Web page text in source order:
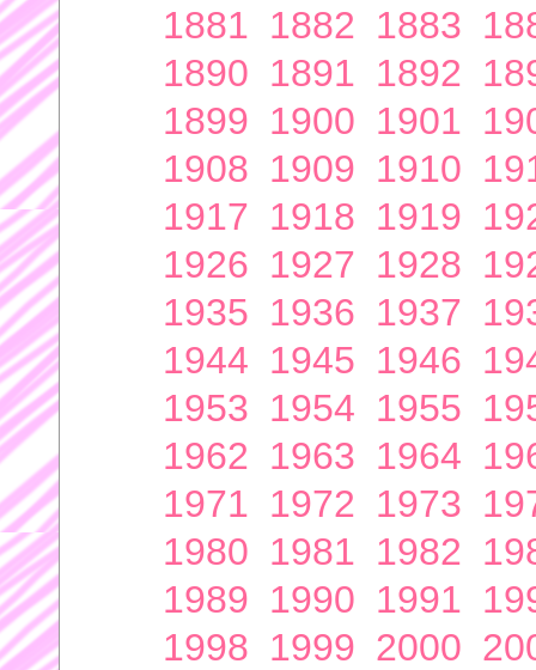
1881 1882 1883
1890 1891 1892
1899 1900 1901
1908 1909 1910
1917 1918 1919
1926 1927 1928
1935 1936 1937
1944 1945 1946
1953 1954 1955
1962 1963 1964
1971 1972 1973
1980 1981 1982
1989 1990 1991
1998 1999 2000